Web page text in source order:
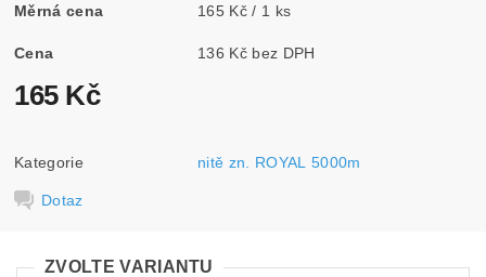
Měrná cena 165 Kč / 1 ks
Cena 136 Kč bez DPH
165 Kč
Kategorie nitě zn. ROYAL 5000m
Dotaz
ZVOLTE VARIANTU